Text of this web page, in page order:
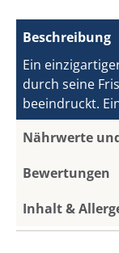
Beschreibung
Ein
durch seine
beeindruckt.
Nährwerte
Bewertungen
Inhalt &